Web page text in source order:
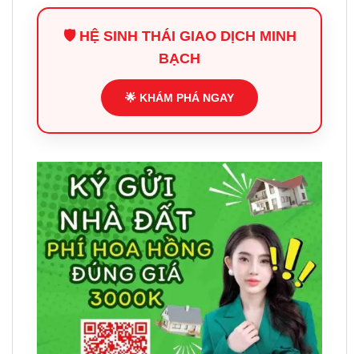
🛡️ HỆ SINH THÁI GIAO DỊCH MINH
BẠCH
🌟 KHÁM PHÁ NGAY